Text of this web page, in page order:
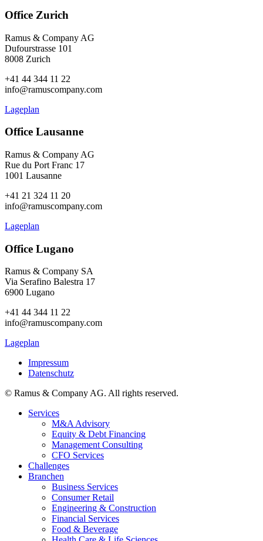
Office Zurich
Ramus & Company AG
Dufourstrasse 101
8008 Zurich
+41 44 344 11 22
info@ramuscompany.com
Lageplan
Office Lausanne
Ramus & Company AG
Rue du Port Franc 17
1001 Lausanne
+41 21 324 11 20
info@ramuscompany.com
Lageplan
Office Lugano
Ramus & Company SA
Via Serafino Balestra 17
6900 Lugano
+41 44 344 11 22
info@ramuscompany.com
Lageplan
Impressum
Datenschutz
© Ramus & Company AG. All rights reserved.
Services
M&A Advisory
Equity & Debt Financing
Management Consulting
CFO Services
Challenges
Branchen
Business Services
Consumer Retail
Engineering & Construction
Financial Services
Food & Beverage